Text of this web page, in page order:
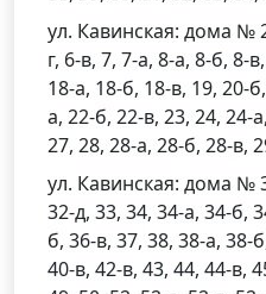
ул. Кавинская: дома №
г, 6-в, 7, 7-а, 8-а, 8-б, 8-
18-а, 18-б, 18-в, 19, 20-
а, 22-б, 22-в, 23, 24, 24-
27, 28, 28-а, 28-б, 28-в,
ул. Кавинская: дома №
32-д, 33, 34, 34-а, 34-б,
б, 36-в, 37, 38, 38-а, 38-
40-в, 42-в, 43, 44, 44-в,